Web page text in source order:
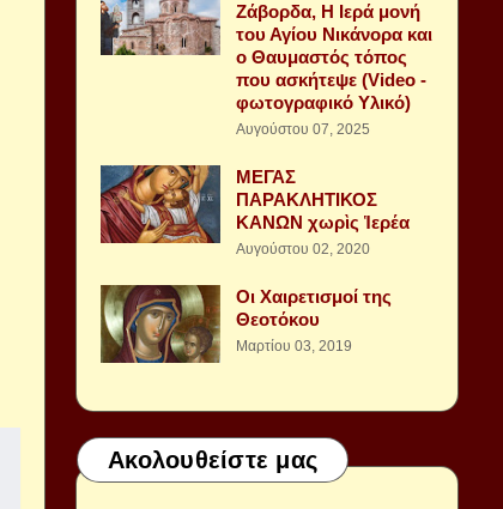
Ζάβορδα, Η Ιερά μονή
του Αγίου Νικάνορα και
ο Θαυμαστός τόπος
που ασκήτεψε (Video -
φωτογραφικό Υλικό)
Αυγούστου 07, 2025
ΜΕΓΑΣ
ΠΑΡΑΚΛΗΤΙΚΟΣ
ΚΑΝΩΝ χωρὶς Ἱερέα
Αυγούστου 02, 2020
Οι Χαιρετισμοί της
Θεοτόκου
Μαρτίου 03, 2019
Ακολουθείστε μας